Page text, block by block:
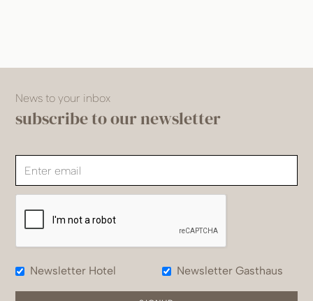
News to your inbox
subscribe to our newsletter
Newsletter Hotel Newsletter Gasthaus